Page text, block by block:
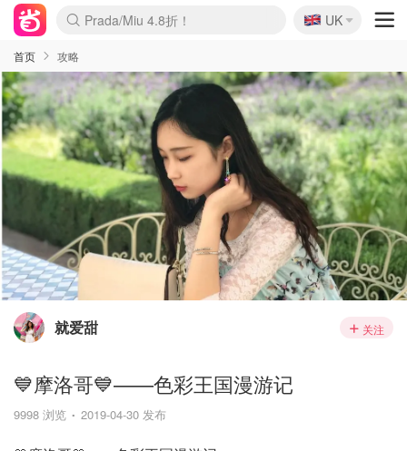
Prada/Miu 4.8折！
🇬🇧
UK
首页 攻略
就爱甜 关注
💙摩洛哥💙——色彩王国漫游记
9998 浏览 2019-04-30 发布